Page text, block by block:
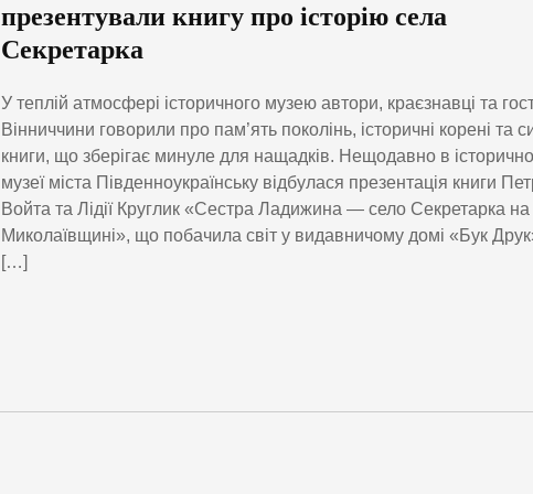
презентували книгу про історію села
Секретарка
У теплій атмосфері історичного музею автори, краєзнавці та
Вінниччини говорили про пам’ять поколінь, історичні корені та
книги, що зберігає минуле для нащадків. Нещодавно в
музеї міста Південноукраїнську відбулася презентація книги
Войта та Лідії Круглик «Сестра Ладижина — село Секретарка на
Миколаївщині», що побачила світ у видавничому домі «Бук
[…]